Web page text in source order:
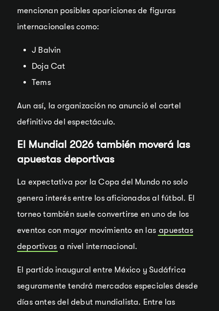
mencionan posibles apariciones de figuras
internacionales como:
J Balvin
Doja Cat
Tems
Aun así, la organización no anunció el cartel
definitivo del espectáculo.
El Mundial 2026 también moverá las
apuestas deportivas
La expectativa por la Copa del Mundo no solo
genera interés entre los aficionados al fútbol. El
torneo también suele convertirse en uno de los
eventos con mayor movimiento en las apuestas
deportivas a nivel internacional.
El partido inaugural entre México y Sudáfrica
seguramente tendrá mercados especiales desde
días antes del debut mundialista. Entre las